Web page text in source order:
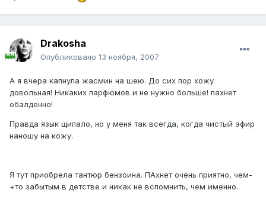
Drakosha
Опубликовано 13 ноября, 2007
А я вчера капнула жасмин на шею. До сих пор хожу
довольная! Никаких парфюмов и не нужно больше! пахнет
обалденно!
Правда язык щипало, но у меня так всегда, когда чистый эфир
наношу на кожу.
Я тут приобрела тантюр бензоина. ПАхнет очень приятно, чем-
+то забытым в детстве и никак не вспомнить, чем именно.